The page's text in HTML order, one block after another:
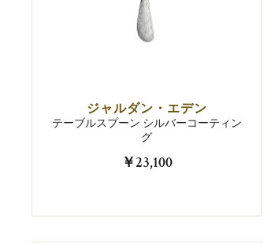
ジャルダン・エデン
テーブルスプーン シルバーコーティン
グ
￥23,100